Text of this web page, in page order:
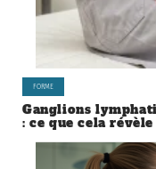
FORME
Ganglions
: ce que cela révèle